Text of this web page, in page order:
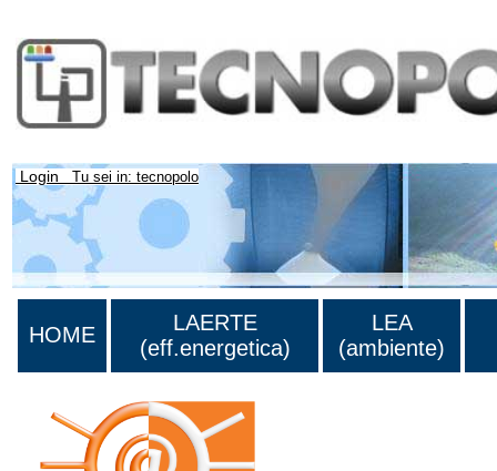
Login Tu sei in: tecnopolo
HOME
LAERTE
(eff.energetica)
LEA
(ambiente)